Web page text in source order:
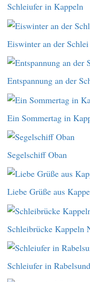
Schleiufer in Kappeln
Eiswinter an der Schlei
Entspannung an der
Ein Sommertag in
Segelschiff Oban
Liebe Grüße aus
Schleibrücke Kappeln
Schleiufer in Rabelsund